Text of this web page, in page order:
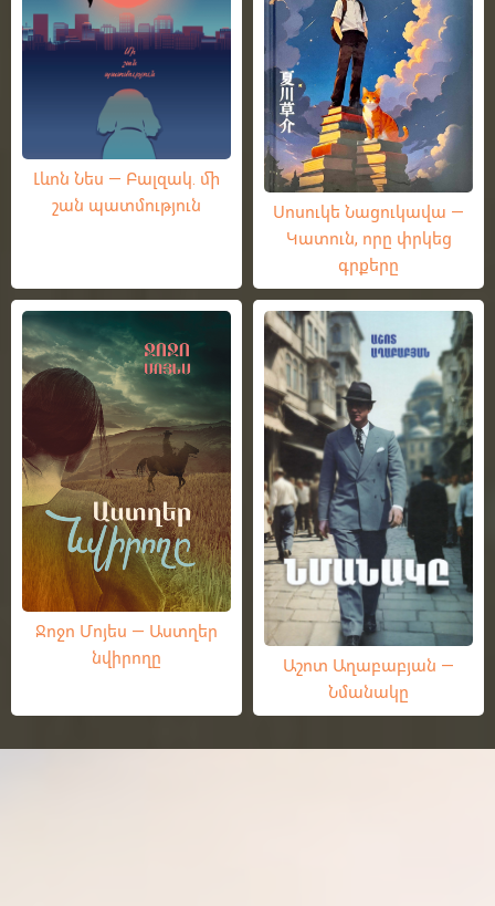
Լևոն Նես — Բալզակ. մի
շան պատմություն
Սոսուկե Նացուկավա —
Կատուն, որը փրկեց
գրքերը
Ջոջո Մոյես — Աստղեր
նվիրողը
Աշոտ Աղաբաբյան —
Նմանակը